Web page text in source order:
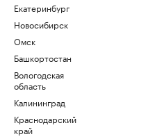
Екатеринбург
Новосибирск
Омск
Башкортостан
Вологодская
область
Калининград
Краснодарский
край